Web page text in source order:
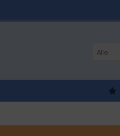
Alle